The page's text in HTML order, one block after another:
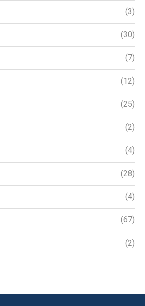
(3)
(30)
(7)
(12)
(25)
(2)
(4)
(28)
(4)
(67)
(2)